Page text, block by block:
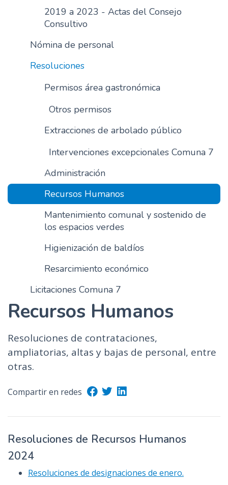
2019 a 2023 - Actas del Consejo
Consultivo
Nómina de personal
Resoluciones
Permisos área gastronómica
Otros permisos
Extracciones de arbolado público
Intervenciones excepcionales Comuna 7
Administración
Recursos Humanos
Mantenimiento comunal y sostenido de
los espacios verdes
Higienización de baldíos
Resarcimiento económico
Licitaciones Comuna 7
Recursos Humanos
Resoluciones de contrataciones,
ampliatorias, altas y bajas de personal, entre
otras.
Compartir en redes
Resoluciones de Recursos Humanos
2024
Resoluciones de designaciones de enero.